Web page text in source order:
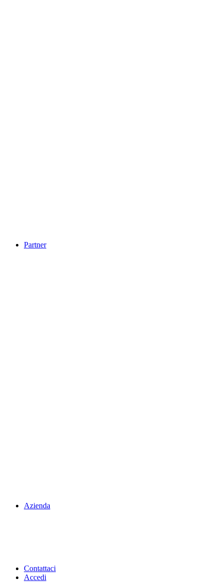
Partner
Azienda
Contattaci
Accedi